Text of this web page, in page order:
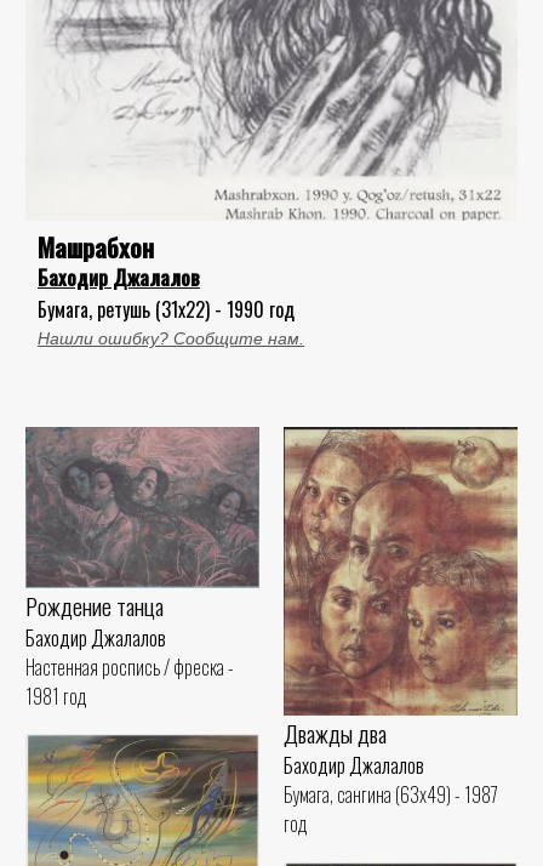
Машрабхон
Баходир Джалалов
Бумага, ретушь (31x22) - 1990 год
Нашли ошибку? Сообщите нам.
Рождение танца
Баходир Джалалов
Настенная роспись / фреска -
1981 год
Дважды два
Баходир Джалалов
Бумага, сангина (63x49) - 1987
год